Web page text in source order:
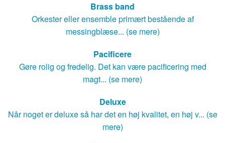
Brass band
Orkester eller ensemble primært bestående af
messingblæse... (se mere)
Pacificere
Gøre rolig og fredelig. Det kan være pacificering med
magt... (se mere)
Deluxe
Når noget er deluxe så har det en høj kvalitet, en høj v... (se
mere)